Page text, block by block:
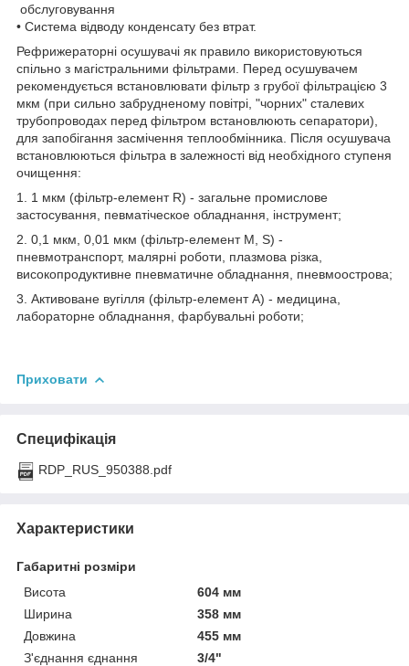
обслуговування
• Система відводу конденсату без втрат.
Рефрижераторні осушувачі як правило використовуються
спільно з магістральними фільтрами. Перед осушувачем
рекомендується встановлювати фільтр з грубої фільтрацією 3
мкм (при сильно забрудненому повітрі, "чорних" сталевих
трубопроводах перед фільтром встановлюють сепаратори),
для запобігання засмічення теплообмінника. Після осушувача
встановлюються фільтра в залежності від необхідного ступеня
очищення:
1. 1 мкм (фільтр-елемент R) - загальне промислове
застосування, певматіческое обладнання, інструмент;
2. 0,1 мкм, 0,01 мкм (фільтр-елемент M, S) -
пневмотранспорт, малярні роботи, плазмова різка,
високопродуктивне пневматичне обладнання, пневмоострова;
3. Активоване вугілля (фільтр-елемент A) - медицина,
лабораторне обладнання, фарбувальні роботи;
Приховати
Специфікація
RDP_RUS_950388.pdf
Характеристики
Габаритні розміри
Висота
604 мм
Ширина
358 мм
Довжина
455 мм
З'єднання єднання
3/4"